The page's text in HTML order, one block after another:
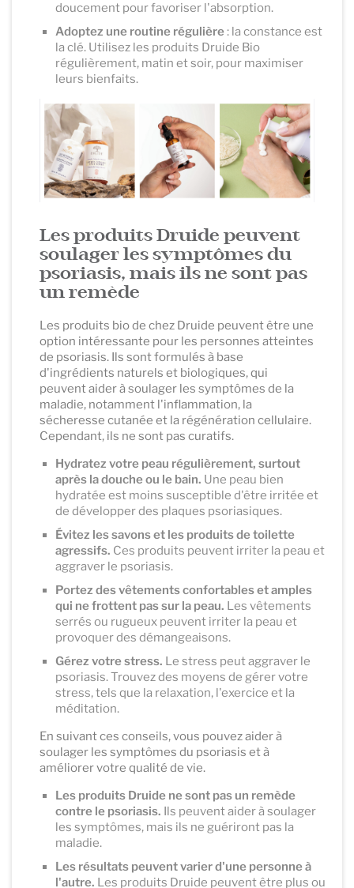
doucement pour favoriser l'absorption.
Adoptez une routine régulière: la constance est
la clé. Utilisez les produits Druide Bio
régulièrement, matin et soir, pour maximiser
leurs bienfaits.
Les produits Druide peuvent
soulager les symptômes du
psoriasis, mais ils ne sont pas
un remède
Les produits bio de chez Druide peuvent être une
option intéressante pour les personnes atteintes
de psoriasis. Ils sont formulés à base
d'ingrédients naturels et biologiques, qui
peuvent aider à soulager les symptômes de la
maladie, notamment l'inflammation, la
sécheresse cutanée et la régénération cellulaire.
Cependant, ils ne sont pas curatifs.
Hydratez votre peau régulièrement, surtout
après la douche ou le bain. Une peau bien
hydratée est moins susceptible d'être irritée et
de développer des plaques psoriasiques.
Évitez les savons et les produits de toilette
agressifs. Ces produits peuvent irriter la peau et
aggraver le psoriasis.
Portez des vêtements confortables et amples
qui ne frottent pas sur la peau. Les vêtements
serrés ou rugueux peuvent irriter la peau et
provoquer des démangeaisons.
Gérez votre stress. Le stress peut aggraver le
psoriasis. Trouvez des moyens de gérer votre
stress, tels que la relaxation, l'exercice et la
méditation.
En suivant ces conseils, vous pouvez aider à
soulager les symptômes du psoriasis et à
améliorer votre qualité de vie.
Les produits Druide ne sont pas un remède
contre le psoriasis. Ils peuvent aider à soulager
les symptômes, mais ils ne guériront pas la
maladie.
Les résultats peuvent varier d'une personne à
l'autre. Les produits Druide peuvent être plus ou